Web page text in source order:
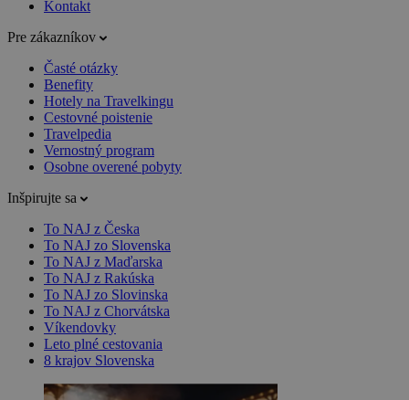
Kontakt
Pre zákazníkov
Časté otázky
Benefity
Hotely na Travelkingu
Cestovné poistenie
Travelpedia
Vernostný program
Osobne overené pobyty
Inšpirujte sa
To NAJ z Česka
To NAJ zo Slovenska
To NAJ z Maďarska
To NAJ z Rakúska
To NAJ zo Slovinska
To NAJ z Chorvátska
Víkendovky
Leto plné cestovania
8 krajov Slovenska